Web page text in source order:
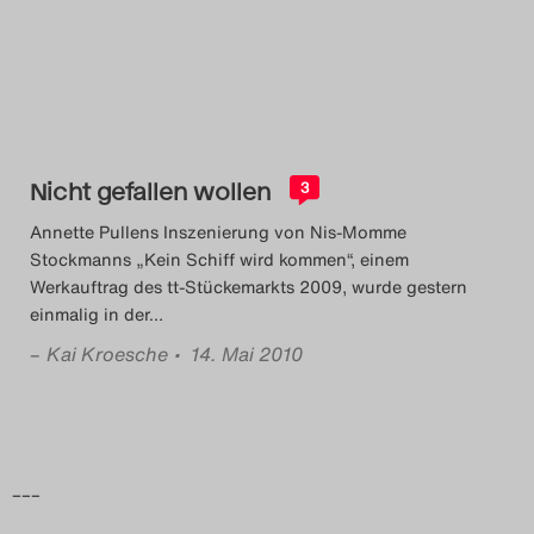
Das Theatertreffen-Blog
2015
Das Theatertreffen-Blog
2016
Das Theatertreffen-Blog
Nicht gefallen wollen 3
Annette Pullens Inszenierung von Nis-Momme
Stockmanns „Kein Schiff wird kommen“, einem
Werkauftrag des tt-Stückemarkts 2009, wurde gestern
einmalig in der…
– Kai Kroesche • 14. Mai 2010
–––